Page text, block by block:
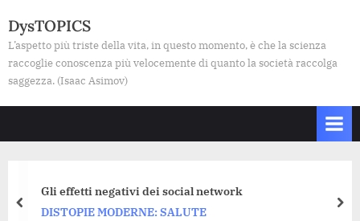
to
content
DysTOPICS
L’aspetto più triste della vita, in questo momento, è che la scienza
raccoglie conoscenza più velocemente di quanto la società raccolga
saggezza. (Isaac Asimov)
Gli effetti negativi dei social network
DISTOPIE MODERNE: SALUTE
prev